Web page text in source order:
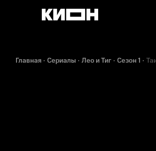
Главная Сериалы Лео и Тиг Сезон 1